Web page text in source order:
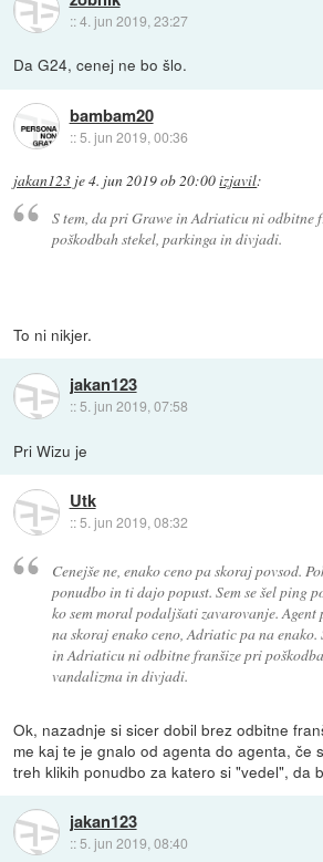
::4. jun 2019, 23:27
Da G24, cenej ne bo šlo.
bambam20
::5. jun 2019, 00:36
jakan123 je4. jun 2019 ob 20:00izjavil:
S tem, da pri Grawe in Adriaticu ni odbitne
poškodbah stekel, parkinga in divjadi.
To ni nikjer.
jakan123
:: 5. jun 2019, 07:58
Pri Wizu je
Utk
::5. jun 2019, 08:32
Cenejše ne, enako ceno pa skoraj povsod.
ponudbo in ti dajo popust. Sem se šel ping
ko sem moral podaljšati zavarovanje.
na skoraj enako ceno, Adriatic pa na enako.
in Adriaticu ni odbitne franšize pri
vandalizma in divjadi.
Ok, nazadnje si sicer dobil brez odbitne
me kaj te je gnalo od agenta do agenta, če
treh klikih ponudbo za katero si "vedel", da
jakan123
:: 5. jun 2019, 08:40